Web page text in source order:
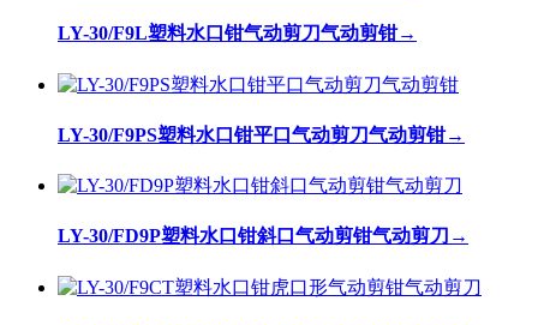
LY-30/F9L塑料水口钳气动剪刀气动剪钳→
LY-30/F9PS塑料水口钳平口气动剪刀气动剪钳→
LY-30/FD9P塑料水口钳斜口气动剪钳气动剪刀 →